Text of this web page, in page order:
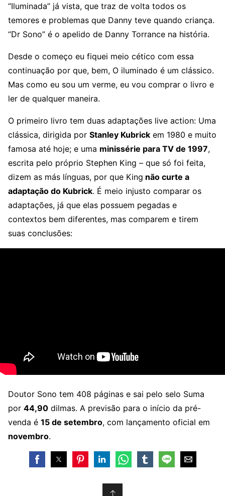
“Iluminada” já vista, que traz de volta todos os
temores e problemas que Danny teve quando criança.
“Dr Sono” é o apelido de Danny Torrance na história.
Desde o começo eu fiquei meio cético com essa
continuação por que, bem, O iluminado é um clássico.
Mas como eu sou um verme, eu vou comprar o livro e
ler de qualquer maneira.
O primeiro livro tem duas adaptações live action: Uma
clássica, dirigida por Stanley Kubrick em 1980 e muito
famosa até hoje; e uma minissérie para TV de 1997,
escrita pelo próprio Stephen King – que só foi feita,
dizem as más línguas, por que King não curte a
adaptação do Kubrick. É meio injusto comparar os
adaptações, já que elas possuem pegadas e
contextos bem diferentes, mas comparem e tirem
suas conclusões:
Doutor Sono tem 408 páginas e sai pelo selo Suma
por 44,90 dilmas. A previsão para o início da pré-
venda é 15 de setembro, com lançamento oficial em
novembro.
↑